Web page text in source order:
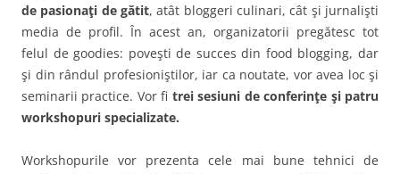
de pasionaţi de gătit, atât bloggeri culinari, cât şi jurnalişti
media de profil. În acest an, organizatorii pregătesc tot
felul de goodies: poveşti de succes din food blogging, dar
şi din rândul profesioniştilor, iar ca noutate, vor avea loc şi
seminarii practice. Vor fi trei sesiuni de conferinţe şi patru
workshopuri specializate.
Workshopurile vor prezenta cele mai bune tehnici de